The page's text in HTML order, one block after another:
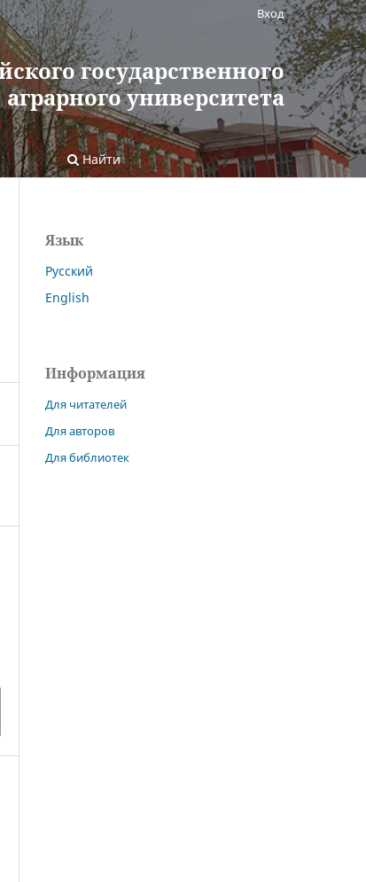
государственного
аграрного университета
Найти
Вход
Язык
Русский
English
Информация
Для читателей
Для авторов
Для библиотек